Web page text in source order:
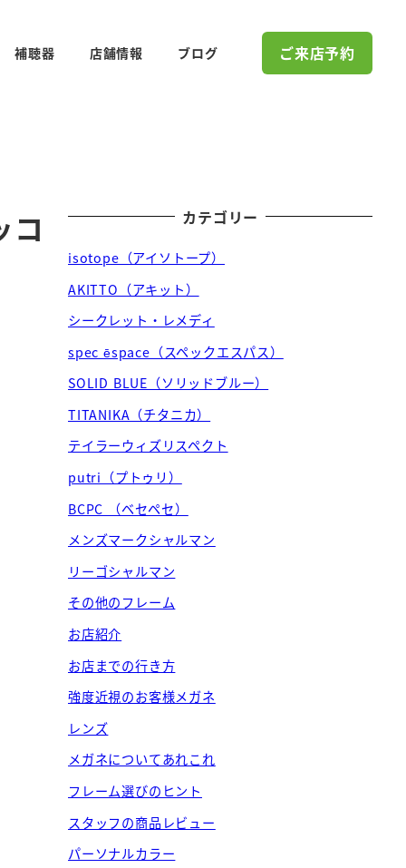
補聴器 店舗情報 ブログ ご来店予約
コ カテゴリー
isotope（アイソトープ）
AKITTO（アキット）
シークレット・レメディ
spec ēspace（スペックエスパス）
SOLID BLUE（ソリッドブルー）
TITANIKA（チタニカ）
テイラーウィズリスペクト
putri（プトゥリ）
BCPC （ベセペセ）
メンズマークシャルマン
リーゴシャルマン
その他のフレーム
お店紹介
お店までの行き方
強度近視のお客様メガネ
レンズ
メガネについてあれこれ
フレーム選びのヒント
スタッフの商品レビュー
パーソナルカラー